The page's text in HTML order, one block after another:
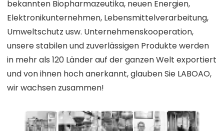
bekannten Biopharmazeutika, neuen Energien,
Elektronikunternehmen, Lebensmittelverarbeitung,
Umweltschutz usw. Unternehmenskooperation,
unsere stabilen und zuverlässigen Produkte werden
in mehr als 120 Länder auf der ganzen Welt exportiert
und von ihnen hoch anerkannt, glauben Sie LABOAO,
wir wachsen zusammen!